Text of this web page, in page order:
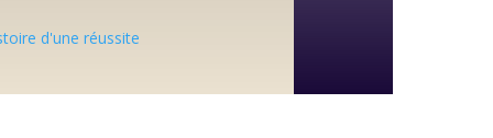
d'une réussite